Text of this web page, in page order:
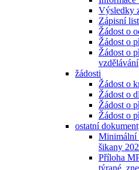
Výsledky
Zápisní
Žádost o
Žádost o
Žádost o
vzdělávání
žádosti
Žádost o
Žádost o
Žádost o
Žádost o
ostatní
Minimální
šikany
Příloha
týrané,